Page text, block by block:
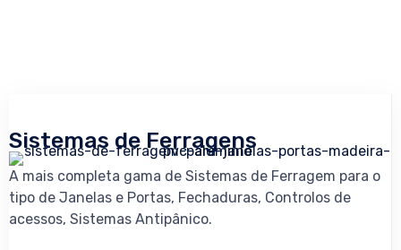
Sistemas de Ferragens
A mais completa gama de Sistemas de Ferragem para o
tipo de Janelas e Portas, Fechaduras, Controlos de
acessos, Sistemas Antipânico.